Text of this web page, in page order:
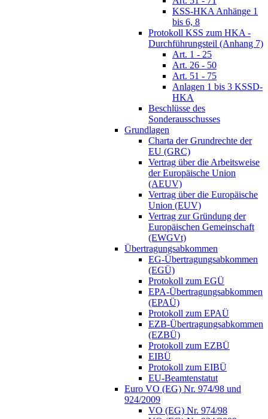
KSS-HKA Anhänge 1
bis 6, 8
Protokoll KSS zum HKA -
Durchführungsteil (Anhang 7)
Art. 1 - 25
Art. 26 - 50
Art. 51 - 75
Anlagen 1 bis 3 KSSD-
HKA
Beschlüsse des
Sonderausschusses
Grundlagen
Charta der Grundrechte der
EU (GRC)
Vertrag über die Arbeitsweise
der Europäische Union
(AEUV)
Vertrag über die Europäische
Union (EUV)
Vertrag zur Gründung der
Europäischen Gemeinschaft
(EWGVt)
Übertragungsabkommen
EG-Übertragungsabkommen
(EGÜ)
Protokoll zum EGÜ
EPA-Übertragungsabkommen
(EPAÜ)
Protokoll zum EPAÜ
EZB-Übertragungsabkommen
(EZBÜ)
Protokoll zum EZBÜ
EIBÜ
Protokoll zum EIBÜ
EU-Beamtenstatut
Euro VO (EG) Nr. 974/98 und
924/2009
VO (EG) Nr. 974/98